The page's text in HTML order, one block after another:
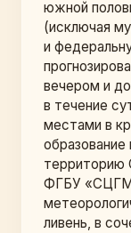
южной
(исключая
и
вечером и
в течение
местами в
территорию
ФГБУ
ливень, в